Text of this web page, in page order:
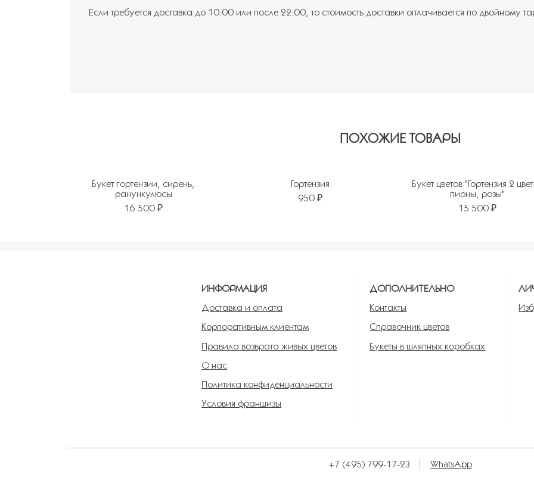
Если требуется доставка до 10:00 или после 22:00, то стоимость доставки оплачивается по двойному
ПОХОЖИЕ ТОВАРЫ
Букет гортензии, сирень,
ранункулюсы
16 500 ₽
Гортензия
950 ₽
Букет цветов "Гортензия 2
пионы, розы"
15 500 ₽
ИНФОРМАЦИЯ
Доставка и оплата
Корпоративным клиентам
Правила возврата живых цветов
О нас
Политика конфиденциальности
Условия франшизы
ДОПОЛНИТЕЛЬНО
Контакты
Справочник цветов
Букеты в шляпных коробках
+7 (495) 799-17-23 WhatsApp